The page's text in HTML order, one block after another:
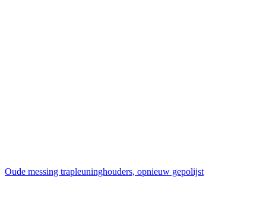
Oude messing trapleuninghouders, opnieuw gepolijst